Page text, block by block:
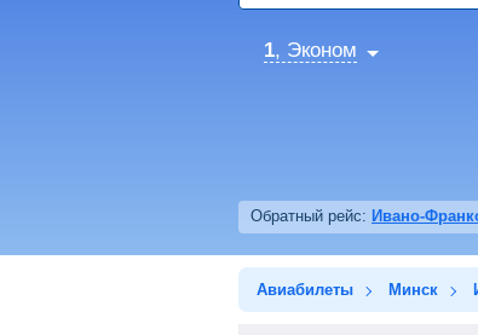
1, Эконом
Обратный рейс: Ивано-
Авиабилеты Минск